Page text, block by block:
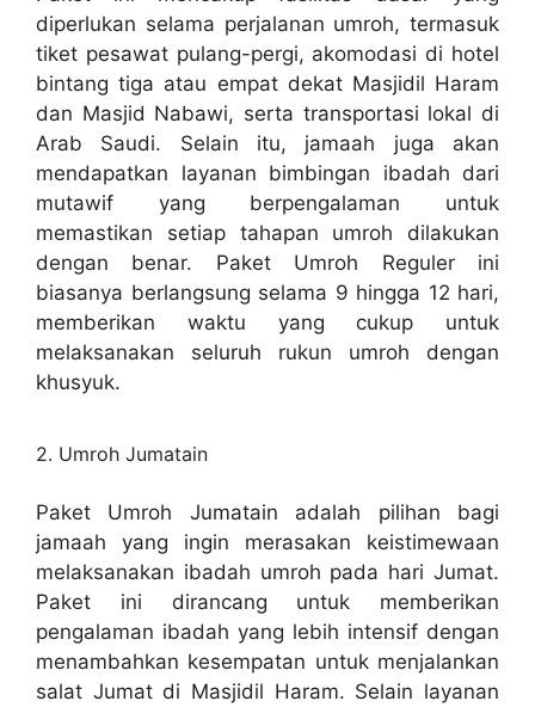
diperlukan selama perjalanan umroh, termasuk
tiket pesawat pulang-pergi, akomodasi di hotel
bintang tiga atau empat dekat Masjidil Haram
dan Masjid Nabawi, serta transportasi lokal di
Arab Saudi. Selain itu, jamaah juga akan
mendapatkan layanan bimbingan ibadah dari
mutawif yang berpengalaman untuk
memastikan setiap tahapan umroh dilakukan
dengan benar. Paket Umroh Reguler ini
biasanya berlangsung selama 9 hingga 12 hari,
memberikan waktu yang cukup untuk
melaksanakan seluruh rukun umroh dengan
khusyuk.
2. Umroh Jumatain
Paket Umroh Jumatain adalah pilihan bagi
jamaah yang ingin merasakan keistimewaan
melaksanakan ibadah umroh pada hari Jumat.
Paket ini dirancang untuk memberikan
pengalaman ibadah yang lebih intensif dengan
menambahkan kesempatan untuk menjalankan
salat Jumat di Masjidil Haram. Selain layanan